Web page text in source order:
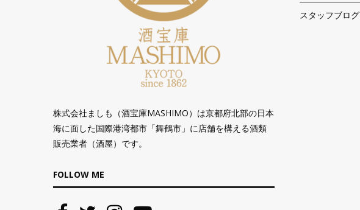
株式会社ましも（酒宝庫MASHIMO）は京都府北部の日本
海に面した国際港湾都市「舞鶴市」に店舗を構える酒類
販売業者（酒屋）です。
FOLLOW ME
スタッフブログ